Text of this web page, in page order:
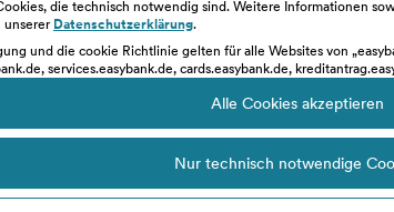
die technisch notwendig sind. Weitere Informationen
unserer Datenschutzerklärung.
und die cookie Richtlinie gelten für alle Websites von
services.easybank.de, cards.easybank.de,
Alle Cookies akzeptieren
Nur technisch notwendige